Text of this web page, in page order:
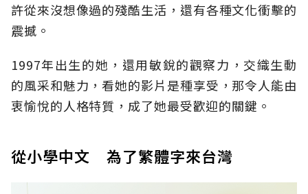
許從來沒想像過的殘酷生活，還有各種文化衝擊的
震撼。
1997年出生的她，還用敏銳的觀察力，交織生動
的風采和魅力，看她的影片是種享受，那令人能由
衷愉悅的人格特質，成了她最受歡迎的關鍵。
從小學中文 為了繁體字來台灣